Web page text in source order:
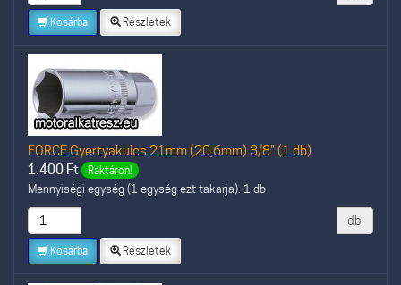
Kosárba Részletek
FORCE Gyertyakulcs 21mm (20,6mm) 3/8" (1 db)
1.400 Ft Raktáron!
Mennyiségi egység (1 egység ezt takarja): 1 db
db
Kosárba Részletek